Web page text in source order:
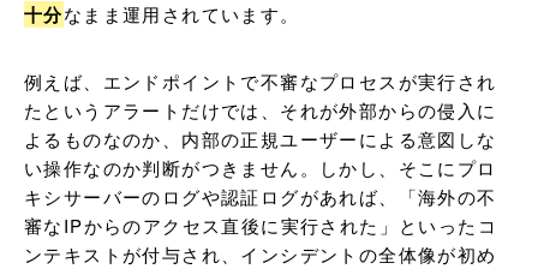
十分なまま運用されています。
例えば、エンドポイントで不審なプロセスが実行され
たというアラートだけでは、それが外部からの侵入に
よるものなのか、内部の正規ユーザーによる意図しな
い操作なのか判断がつきません。しかし、そこにプロ
キシサーバーのログや認証ログがあれば、「海外の不
審なIPからのアクセス直後に実行された」といったコ
ンテキストが付与され、インシデントの全体像が初め